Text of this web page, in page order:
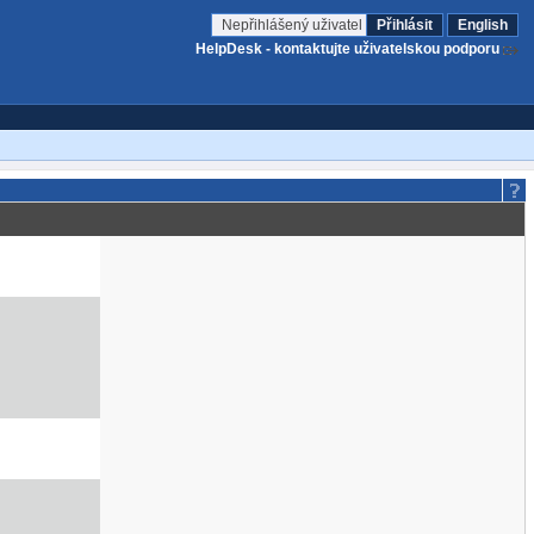
Nepřihlášený uživatel Přihlásit
English
HelpDesk - kontaktujte uživatelskou podporu